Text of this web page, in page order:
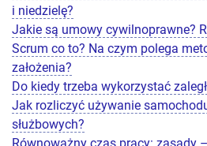
i niedzielę?
Jakie są umowy cywilnoprawne?
Scrum co to? Na czym polega
założenia?
Do kiedy trzeba wykorzystać
Jak rozliczyć używanie
służbowych?